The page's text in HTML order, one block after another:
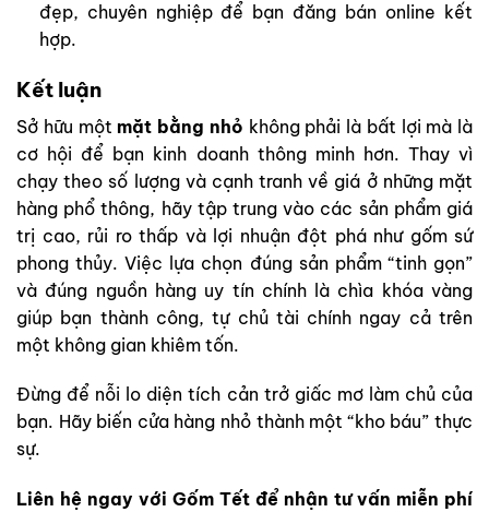
đẹp, chuyên nghiệp để bạn đăng bán online kết
hợp.
Kết luận
Sở hữu một mặt bằng nhỏ không phải là bất lợi mà là
cơ hội để bạn kinh doanh thông minh hơn. Thay vì
chạy theo số lượng và cạnh tranh về giá ở những mặt
hàng phổ thông, hãy tập trung vào các sản phẩm giá
trị cao, rủi ro thấp và lợi nhuận đột phá như gốm sứ
phong thủy. Việc lựa chọn đúng sản phẩm “tinh gọn”
và đúng nguồn hàng uy tín chính là chìa khóa vàng
giúp bạn thành công, tự chủ tài chính ngay cả trên
một không gian khiêm tốn.
Đừng để nỗi lo diện tích cản trở giấc mơ làm chủ của
bạn. Hãy biến cửa hàng nhỏ thành một “kho báu” thực
sự.
Liên hệ ngay với Gốm Tết để nhận tư vấn miễn phí